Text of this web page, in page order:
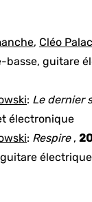
, Cléo
guitare
: Le dernier
électronique
: Respire,